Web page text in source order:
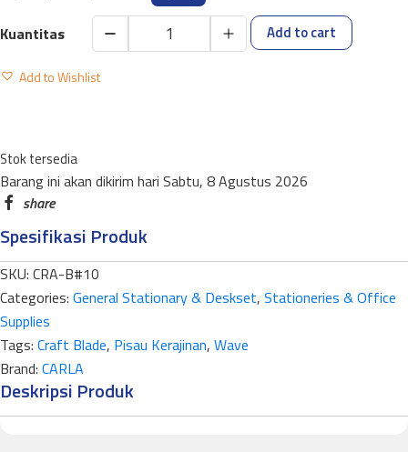
Stok tersedia
CARLA
CRAFT
983895
WAVE
quantity
Add to cart
Add to Wishlist
Barang ini akan dikirim hari Sabtu, 8 Agustus 2026
Spesifikasi Produk
SKU: CRA-B#10
Categories: General Stationary & Deskset, Stationeries & Office
Supplies
Tags: Craft Blade, Pisau Kerajinan, Wave
Brand: CARLA
Deskripsi Produk